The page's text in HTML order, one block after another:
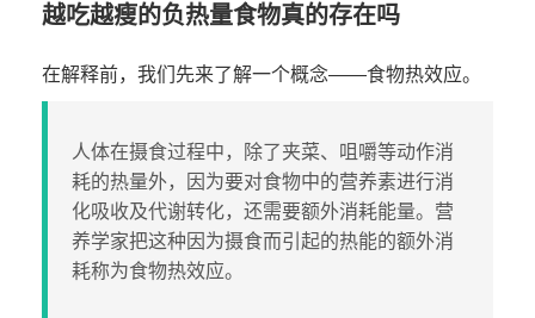
越吃越瘦的负热量食物真的存在吗
在解释前，我们先来了解一个概念——食物热效应。
人体在摄食过程中，除了夹菜、咀嚼等动作消
耗的热量外，因为要对食物中的营养素进行消
化吸收及代谢转化，还需要额外消耗能量。营
养学家把这种因为摄食而引起的热能的额外消
耗称为食物热效应。